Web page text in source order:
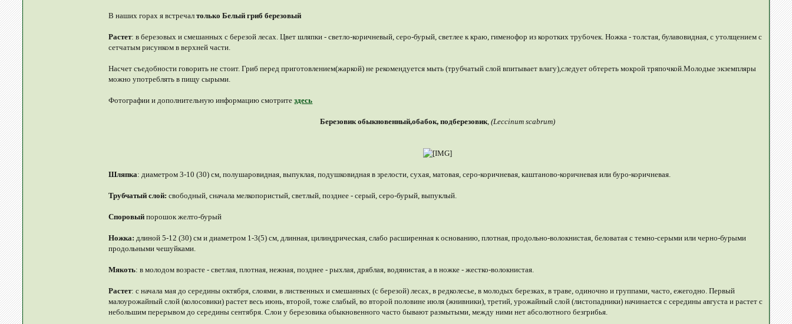
В наших горах я встречалтолько Белый гриб березовый
Растет: в березовых и смешанных с березой лесах. Цвет шляпки - светло-коричневый, серо-бурый, светлее к краю, гименофор из коротких трубочек. Ножка - толстая, булавовидная, с утолщением с
сетчатым рисунком в верхней части.
Насчет съедобности говорить не стоит. Гриб перед приготовлением(жаркой) не рекомендуется мыть (трубчатый слой впитывает влагу),следует обтереть мокрой тряпочкой.Молодые экземпляры
можно употреблять в пищу сырыми.
Фотографии и дополнительную информацию смотритездесь
Березовик обыкновенный,обабок, подберезовик, (Leccinum scabrum)
Шляпка: диаметром 3-10 (30) см, полушаровидная, выпуклая, подушковидная в зрелости, сухая, матовая, серо-коричневая, каштаново-коричневая или буро-коричневая.
Трубчатый слой:свободный, сначала мелкопористый, светлый, позднее - серый, серо-бурый, выпуклый.
Споровый порошок желто-бурый
Ножка:длиной 5-12 (30) см и диаметром 1-3(5) см, длинная, цилиндрическая, слабо расширенная к основанию, плотная, продольно-волокнистая, беловатая с темно-серыми или черно-бурыми
продольными чешуйками.
Мякоть: в молодом возрасте - светлая, плотная, нежная, позднее - рыхлая, дряблая, водянистая, а в ножке - жестко-волокнистая.
Растет: с начала мая до середины октября, слоями, в лиственных и смешанных (с березой) лесах, в редколесье, в молодых березках, в траве, одиночно и группами, часто, ежегодно. Первый
малоурожайный слой (колосовики) растет весь июнь, второй, тоже слабый, во второй половине июля (жнивники), третий, урожайный слой (листопадники) начинается с середины августа и растет с
небольшим перерывом до середины сентября. Слои у березовика обыкновенного часто бывают размытыми, между ними нет абсолютного безгрибья.